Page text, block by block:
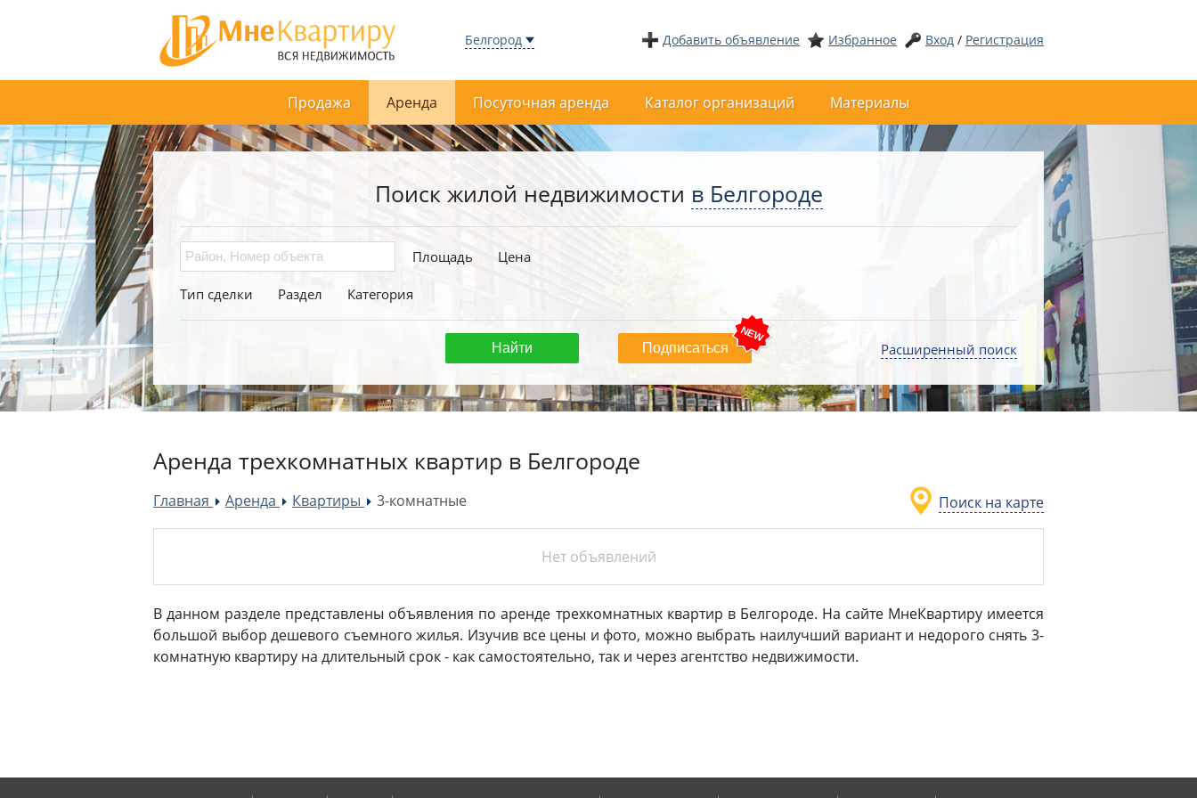
Белгород Добавить объявление Избранное Вход / Регистрация
Продажа Аренда Посуточная аренда Каталог организаций Материалы
Поиск жилой недвижимости в Белгороде
Площадь Цена
Тип сделки Раздел Категория
Подписаться Расширенный поиск
Аренда трехкомнатных квартир в Белгороде
Поиск на карте
Главная »
Аренда »Квартиры »
3-комнатные
Нет объявлений
В данном разделе представлены объявления по аренде трехкомнатных квартир в Белгороде. На сайте МнеКвартиру имеется
большой выбор дешевого съемного жилья. Изучив все цены и фото, можно выбрать наилучший вариант и недорого снять 3-
комнатную квартиру на длительный срок - как самостоятельно, так и через агентство недвижимости.